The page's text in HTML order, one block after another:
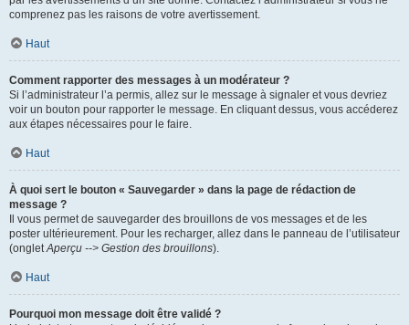
comprenez pas les raisons de votre avertissement.
Haut
Comment rapporter des messages à un modérateur ?
Si l’administrateur l’a permis, allez sur le message à signaler et vous devriez
voir un bouton pour rapporter le message. En cliquant dessus, vous accéderez
aux étapes nécessaires pour le faire.
Haut
À quoi sert le bouton « Sauvegarder » dans la page de rédaction de
message ?
Il vous permet de sauvegarder des brouillons de vos messages et de les
poster ultérieurement. Pour les recharger, allez dans le panneau de l’utilisateur
(ongletAperçu --> Gestion des brouillons).
Haut
Pourquoi mon message doit être validé ?